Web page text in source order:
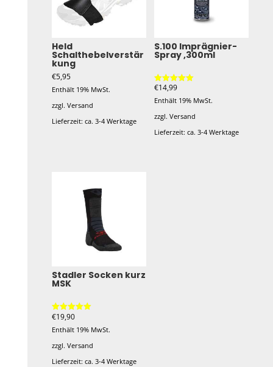
Held
Schalthebelverstär
kung
€5,95
Enthält 19% MwSt.
zzgl.Versand
Lieferzeit: ca. 3-4 Werktage
S.100 Imprägnier-
Spray ,300ml
Bewertet mit
von 5
€14,99
Enthält 19% MwSt.
zzgl. Versand
Lieferzeit: ca. 3-4 Werktage
Stadler Socken kurz
MSK
Bewertet mit
von 5
€19,90
Enthält 19% MwSt.
zzgl.Versand
Lieferzeit: ca. 3-4 Werktage